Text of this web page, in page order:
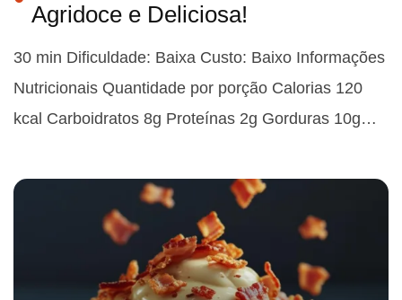
Agridoce e Deliciosa!
30 min Dificuldade: Baixa Custo: Baixo Informações
Nutricionais Quantidade por porção Calorias 120
kcal Carboidratos 8g Proteínas 2g Gorduras 10g…